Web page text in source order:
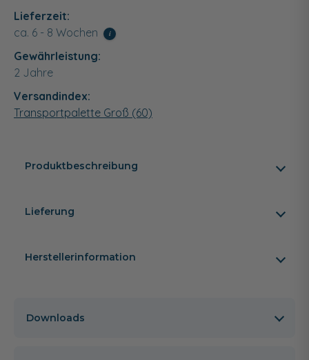
Lieferzeit:
ca. 6 - 8 Wochen
i
Gewährleistung:
2 Jahre
Versandindex:
Transportpalette Groß (60)
Produktbeschreibung
Lieferung
Herstellerinformation
Downloads